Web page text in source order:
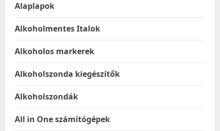
Alaplapok
Alkoholmentes Italok
Alkoholos markerek
Alkoholszonda kiegészítők
Alkoholszondák
All in One számítógépek